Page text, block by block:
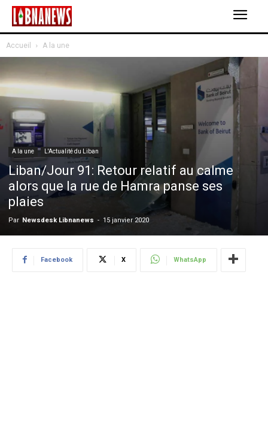
Accueil A la une
A la une L'Actualité du Liban
Liban/Jour 91: Retour relatif au calme
alors que la rue de Hamra panse ses
plaies
Par Newsdesk Libnanews - 15 janvier 2020
Facebook X WhatsApp